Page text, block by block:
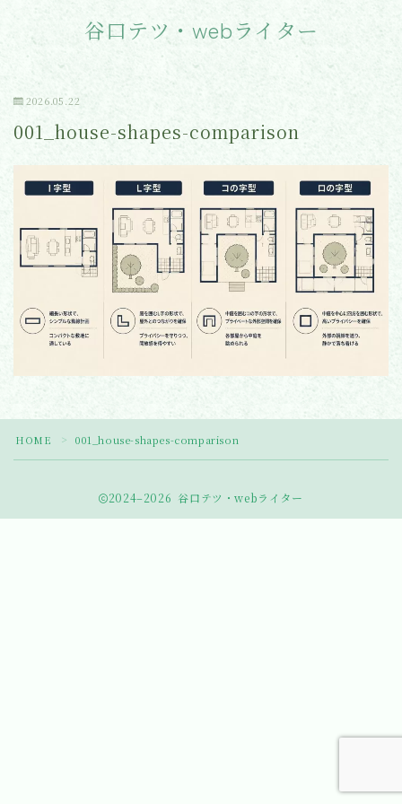
谷口テツ・webライター
2026.05.22
001_house-shapes-comparison
HOME ＞ 001_house-shapes-comparison
2024–2026 谷口テツ・webライター